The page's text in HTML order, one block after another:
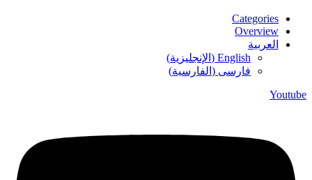
Categories
Overview
العربية
English
( الإنجليزية)
فارسی ( الفارسية)
Youtube